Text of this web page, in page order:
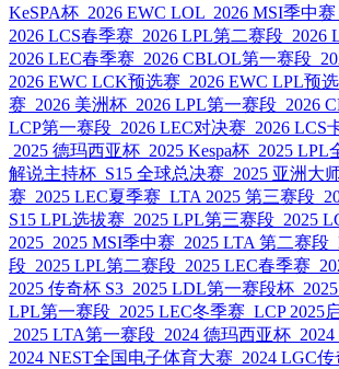
KeSPA杯 2026 EWC LOL 2026 MSI季中赛
2026 LCS春季赛 2026 LPL第二赛段 2026
2026 LEC春季赛 2026 CBLOL第一赛段
2026 EWC LCK预选赛 2026 EWC LPL预
赛 2026 美洲杯 2026 LPL第一赛段 2026
LCP第一赛段 2026 LEC对决赛 2026 LCS
2025 德玛西亚杯 2025 Kespa杯 2025 LPL
解说主持杯 S15 全球总决赛 2025 亚洲大
赛 2025 LEC夏季赛 LTA 2025 第三赛段
S15 LPL选拔赛 2025 LPL第三赛段 2025
2025 2025 MSI季中赛 2025 LTA 第二赛段
段 2025 LPL第二赛段 2025 LEC春季赛
2025 传奇杯 S3 2025 LDL第一赛段杯
LPL第一赛段 2025 LEC冬季赛 LCP 2025
2025 LTA第一赛段 2024 德玛西亚杯
2024 NEST全国电子体育大赛 2024 LGC传